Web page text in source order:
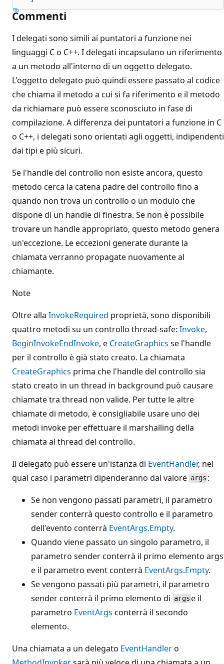
Commenti
I delegati sono simili ai puntatori a funzione nei
linguaggi C o C++. I delegati incapsulano un riferimento
a un metodo all'interno di un oggetto delegato.
L'oggetto delegato può quindi essere passato al codice
che chiama il metodo a cui si fa riferimento e il metodo
da richiamare può essere sconosciuto in fase di
compilazione. A differenza dei puntatori a funzione in C
o C++, i delegati sono orientati agli oggetti, indipendenti
dai tipi e più sicuri.
Se l'handle del controllo non esiste ancora, questo
metodo cerca la catena padre del controllo fino a
quando non trova un controllo o un modulo che
dispone di un handle di finestra. Se non è possibile
trovare un handle appropriato, questo metodo genera
un'eccezione. Le eccezioni generate durante la
chiamata verranno propagate nuovamente al
chiamante.
Note
Oltre alla InvokeRequired proprietà, sono disponibili
quattro metodi su un controllo thread-safe: Invoke,
BeginInvokeEndInvoke, e CreateGraphics se l'handle
per il controllo è già stato creato. La chiamata
CreateGraphics prima che l'handle del controllo sia
stato creato in un thread in background può causare
chiamate tra thread non valide. Per tutte le altre
chiamate di metodo, è consigliabile usare uno dei
metodi invoke per effettuare il marshalling della
chiamata al thread del controllo.
Il delegato può essere un'istanza di EventHandler, nel
qual caso i parametri dipenderanno dal valore args :
Se non vengono passati parametri, il parametro
sender conterrà questo controllo e il parametro
dell'evento conterrà EventArgs.Empty.
Quando viene passato un singolo parametro, il
parametro sender conterrà il primo elemento args
e il parametro event conterrà EventArgs.Empty.
Se vengono passati più parametri, il parametro
sender conterrà il primo elemento di args e il
parametro EventArgs conterrà il secondo
elemento.
Una chiamata a un delegato EventHandlero